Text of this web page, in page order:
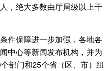
，绝大多数由厅局级以上干
保障进一步加强，各地各
中心等新闻发布机构，并为
部门和25个省（区、市）组